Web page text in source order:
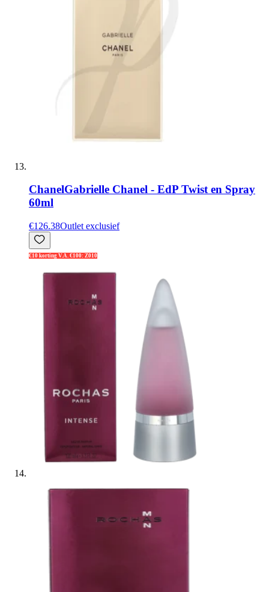
ChanelGabrielle Chanel - EdP Twist en Spray
60ml
€126.38Outlet exclusief
€10 korting V.A. €100: Z010